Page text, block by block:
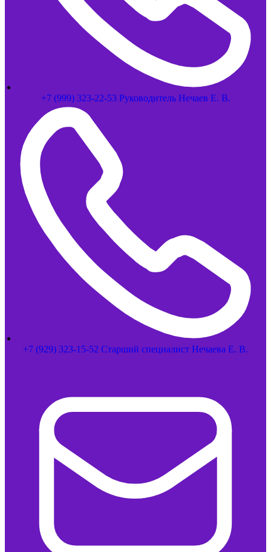
+7 (999) 323-22-53 Руководитель Нечаев Е. В.
+7 (929) 323-15-52 Старший специалист Нечаева Е. В.